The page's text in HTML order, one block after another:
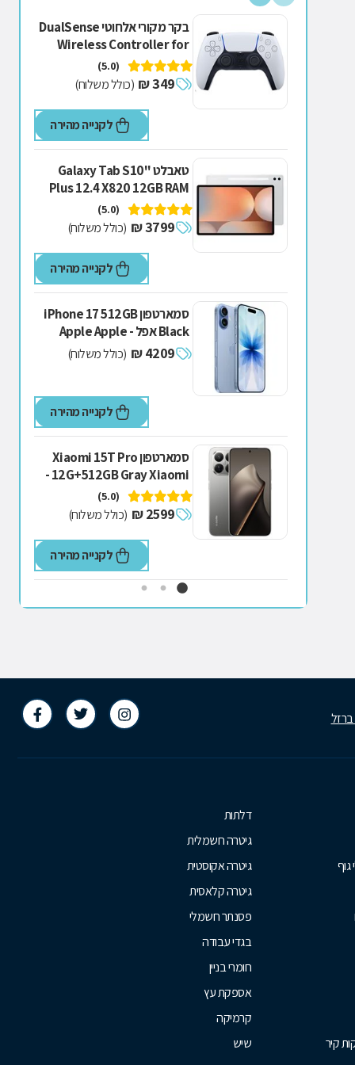
בקר מקורי אלחוטי DualSense
Wireless Controller for
- Playstation - PS5
Playstation - PS5 Sony
Playstation 5 בקר
(5.0)
349 ₪ (כולל משלוח)
לקנייה מהירה
טאבלט "Galaxy Tab S10
Plus 12.4 X820 12GB RAM
256GB WiFi סמסונג -
Samsung Samsung אפור
(5.0)
3799 ₪ (כולל משלוח)
לקנייה מהירה
סמארטפון iPhone 17 512GB
Black אפל - Apple Apple
שחור 512GB4209 ₪ (כולל משלוח)
לקנייה מהירה
סמארטפון Xiaomi 15T Pro
12G+512GB Gray Xiaomi -
שיאומי אפור
(5.0)
2599 ₪ (כולל משלוח)
לקנייה מהירה
גוף
קיר
דלתות
גיטרה חשמלית
גיטרה אקוסטית
גיטרה קלאסית
פסנתר חשמלי
בגדי עבודה
חומרי בניין
אספקת עץ
קרמיקה
שיש